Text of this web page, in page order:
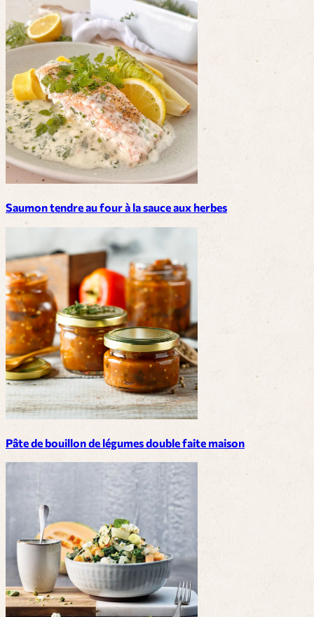
Saumon tendre au four à la sauce aux herbes
Pâte de bouillon de légumes double faite maison